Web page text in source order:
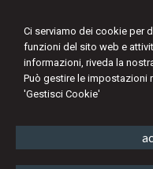
Ci serviamo dei cookie per
funzioni del sito web e
informazioni, riveda la
Può gestire le impostazioni
'Gestisci Cookie'